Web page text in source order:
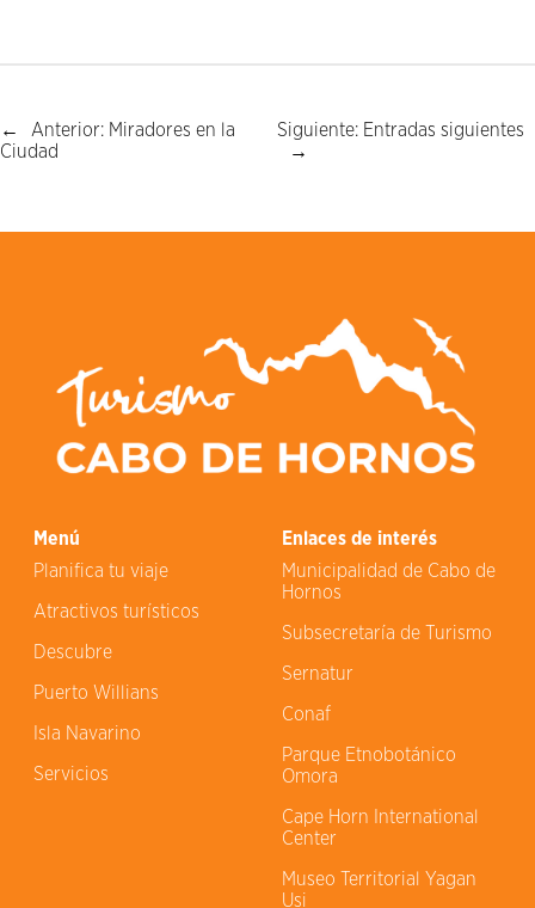
← Anterior: Miradores en la
Ciudad
Siguiente: Entradas siguientes
→
Menú
Planifica tu viaje
Atractivos turísticos
Descubre
Puerto Willians
Isla Navarino
Servicios
Enlaces de interés
Municipalidad de Cabo de
Hornos
Subsecretaría de Turismo
Sernatur
Conaf
Parque Etnobotánico
Omora
Cape Horn International
Center
Museo Territorial Yagan
Usi